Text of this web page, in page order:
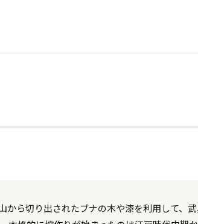
ら切り出されたブナの木や漆を利用して、